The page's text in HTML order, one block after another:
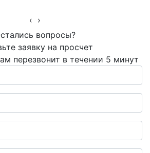
‹ ›
вопросы?
заявку на просчет
перезвонит в течении 5 минут